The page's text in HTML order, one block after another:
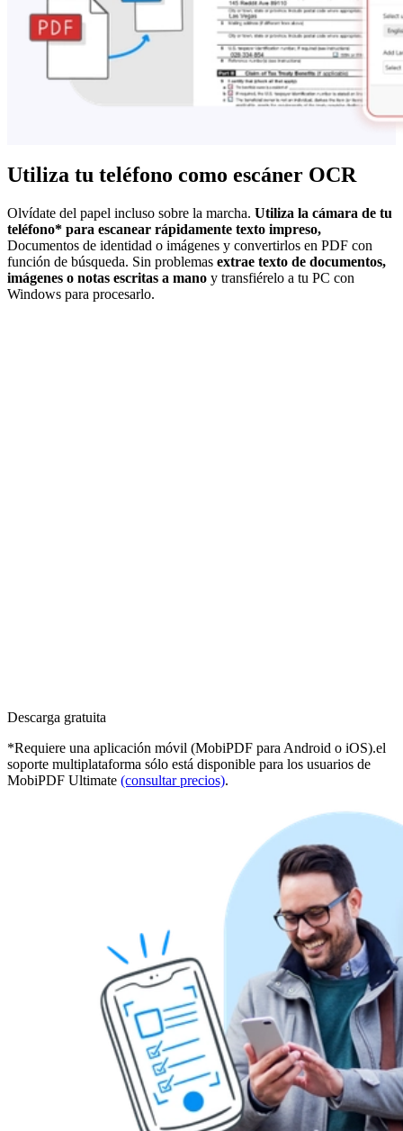
Utiliza tu teléfono como escáner OCR
Olvídate del papel incluso sobre la marcha. Utiliza la cámara de tu
teléfono* para escanear rápidamente texto impreso,
Documentos de identidad o imágenes y convertirlos en PDF con
función de búsqueda. Sin problemas extrae texto de documentos,
imágenes o notas escritas a mano y transfiérelo a tu PC con
Windows para procesarlo.
Descarga gratuita
*Requiere una aplicación móvil (MobiPDF para Android o iOS).el
soporte multiplataforma sólo está disponible para los usuarios de
MobiPDF Ultimate (consultar precios).